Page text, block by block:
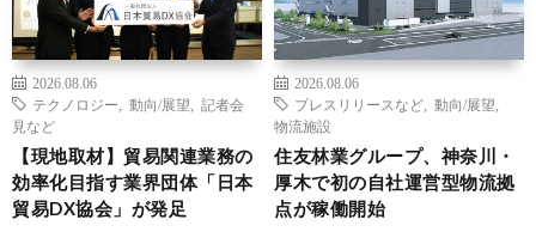
2026.08.06
テクノロジー
動向/展望
記者会
見など
【現地取材】貿易関連業務の
効率化目指す業界団体「日本
貿易DX協会」が発足
2026.08.06
プレスリリースなど
動向/展望
物流施設
住友林業グループ、神奈川・
厚木で初の自社運営型物流拠
点が稼働開始